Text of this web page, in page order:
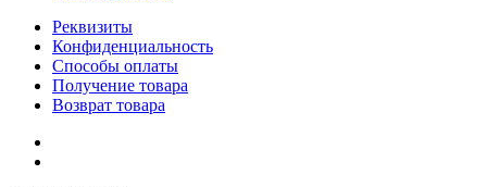
Реквизиты
Конфиденциальность
Способы оплаты
Получение товара
Возврат товара